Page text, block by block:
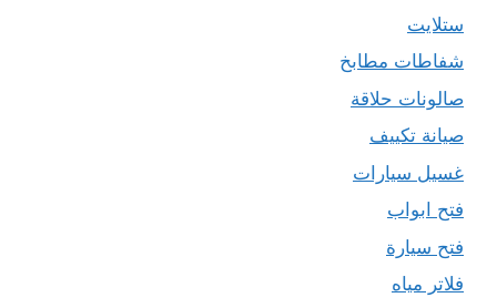
ستلايت
شفاطات مطابخ
صالونات حلاقة
صيانة تكييف
غسيل سيارات
فتح ابواب
فتح سيارة
فلاتر مياه